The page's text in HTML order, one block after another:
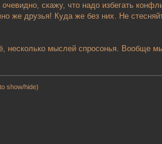
очевидно, скажу, что надо избегать
же друзья! Куда же без них. Не
несколько мыслей спросонья. Вообще
show/hide)